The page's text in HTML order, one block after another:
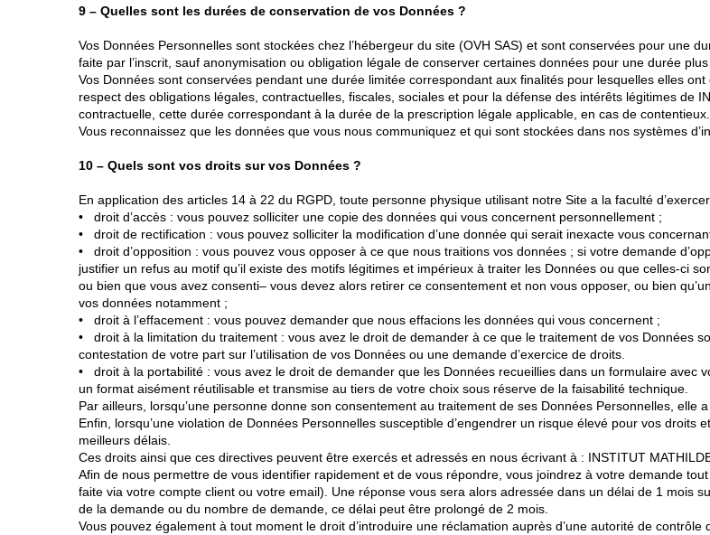
9 – Quelles sont les durées de conservation de vos Données ?
Vos Données Personnelles sont stockées chez l’hébergeur du site (OVH SAS) et sont conservées pour une
faite par l’inscrit, sauf anonymisation ou obligation légale de conserver certaines données pour une durée plus
Vos Données sont conservées pendant une durée limitée correspondant aux finalités pour lesquelles elles
respect des obligations légales, contractuelles, fiscales, sociales et pour la défense des intérêts légitimes de
contractuelle, cette durée correspondant à la durée de la prescription légale applicable, en cas de contentieux.
Vous reconnaissez que les données que vous nous communiquez et qui sont stockées dans nos systèmes
10 – Quels sont vos droits sur vos Données ?
En application des articles 14 à 22 du RGPD, toute personne physique utilisant notre Site a la faculté
• droit d’accès : vous pouvez solliciter une copie des données qui vous concernent personnellement ;
• droit de rectification : vous pouvez solliciter la modification d’une donnée qui serait inexacte vous
• droit d’opposition : vous pouvez vous opposer à ce que nous traitions vos données ; si votre demande
justifier un refus au motif qu’il existe des motifs légitimes et impérieux à traiter les Données ou que celles-ci
ou bien que vous avez consenti– vous devez alors retirer ce consentement et non vous opposer, ou bien
vos données notamment ;
• droit à l’effacement : vous pouvez demander que nous effacions les données qui vous concernent ;
• droit à la limitation du traitement : vous avez le droit de demander à ce que le traitement de vos Données
contestation de votre part sur l’utilisation de vos Données ou une demande d’exercice de droits.
• droit à la portabilité : vous avez le droit de demander que les Données recueillies dans un formulaire avec
un format aisément réutilisable et transmise au tiers de votre choix sous réserve de la faisabilité technique.
Par ailleurs, lorsqu’une personne donne son consentement au traitement de ses Données Personnelles, elle
Enfin, lorsqu’une violation de Données Personnelles susceptible d’engendrer un risque élevé pour vos
meilleurs délais.
Ces droits ainsi que ces directives peuvent être exercés et adressés en nous écrivant à : INSTITUT
Afin de nous permettre de vous identifier rapidement et de vous répondre, vous joindrez à votre demande
faite via votre compte client ou votre email). Une réponse vous sera alors adressée dans un délai de 1 mois
de la demande ou du nombre de demande, ce délai peut être prolongé de 2 mois.
Vous pouvez également à tout moment le droit d’introduire une réclamation auprès d’une autorité de